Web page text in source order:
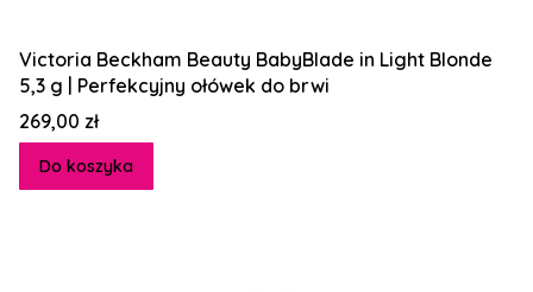
Victoria Beckham Beauty BabyBlade in Light Blonde
5,3 g | Perfekcyjny ołówek do brwi
Cena
269,00 zł
Do koszyka